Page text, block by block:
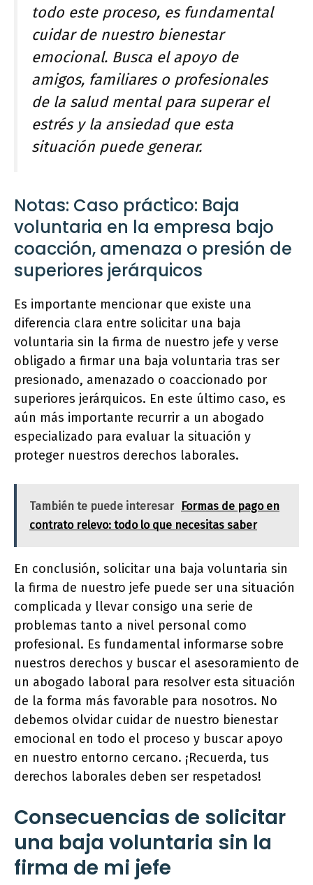
todo este proceso, es fundamental
cuidar de nuestro bienestar
emocional. Busca el apoyo de
amigos, familiares o profesionales
de la salud mental para superar el
estrés y la ansiedad que esta
situación puede generar.
Notas: Caso práctico: Baja
voluntaria en la empresa bajo
coacción, amenaza o presión de
superiores jerárquicos
Es importante mencionar que existe una
diferencia clara entre solicitar una baja
voluntaria sin la firma de nuestro jefe y verse
obligado a firmar una baja voluntaria tras ser
presionado, amenazado o coaccionado por
superiores jerárquicos. En este último caso, es
aún más importante recurrir a un abogado
especializado para evaluar la situación y
proteger nuestros derechos laborales.
También te puede interesar
Formas de pago en
contrato relevo: todo lo que necesitas saber
En conclusión, solicitar una baja voluntaria sin
la firma de nuestro jefe puede ser una situación
complicada y llevar consigo una serie de
problemas tanto a nivel personal como
profesional. Es fundamental informarse sobre
nuestros derechos y buscar el asesoramiento de
un abogado laboral para resolver esta situación
de la forma más favorable para nosotros. No
debemos olvidar cuidar de nuestro bienestar
emocional en todo el proceso y buscar apoyo
en nuestro entorno cercano. ¡Recuerda, tus
derechos laborales deben ser respetados!
Consecuencias de solicitar
una baja voluntaria sin la
firma de mi jefe